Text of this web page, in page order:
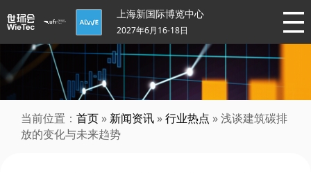
上海新国际博览中心
2027年6月16-18日
当前位置： 首页 » 新闻资讯 »行业热点 » 浅谈建筑碳排
放的变化与未来趋势